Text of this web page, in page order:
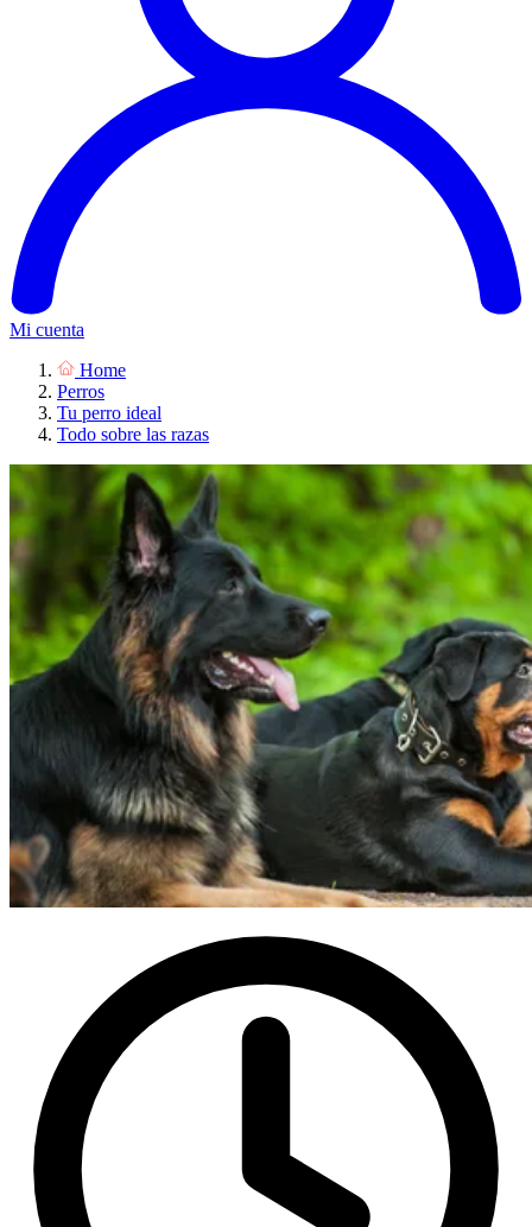
Mi cuenta
Home
Perros
Tu perro ideal
Todo sobre las razas